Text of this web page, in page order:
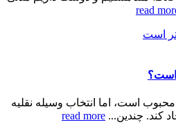
read
است؟
است، اما انتخاب وسیله نقلیه
کند. چندین... read more